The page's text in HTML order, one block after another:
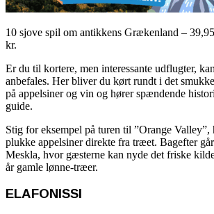
10 sjove spil om antikkens Grækenland – 39,95
kr.
Er du til kortere, men interessante udflugter,
anbefales. Her bliver du kørt rundt i det
på appelsiner og vin og hører spændende
guide.
Stig for eksempel på turen til ”Orange
plukke appelsiner direkte fra træet. Bagefter
Meskla, hvor gæsterne kan nyde det friske
år gamle lønne-træer.
ELAFONISSI